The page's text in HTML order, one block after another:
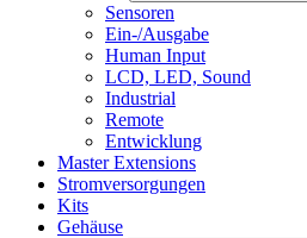
Sensoren
Ein-/Ausgabe
Human Input
LCD, LED, Sound
Industrial
Remote
Entwicklung
Master Extensions
Stromversorgungen
Kits
Gehäuse